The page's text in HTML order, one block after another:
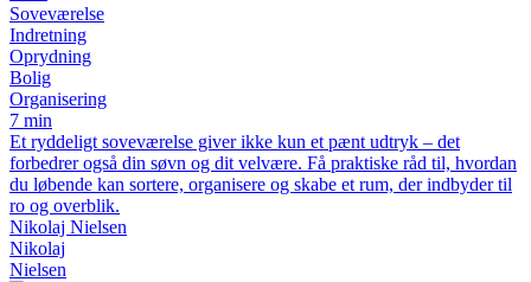
Soveværelse
Indretning
Oprydning
Bolig
Organisering
7 min
Et ryddeligt soveværelse giver ikke kun et pænt udtryk – det
forbedrer også din søvn og dit velvære. Få praktiske råd til, hvordan
du løbende kan sortere, organisere og skabe et rum, der indbyder til
ro og overblik.
Nikolaj Nielsen
Nikolaj
Nielsen